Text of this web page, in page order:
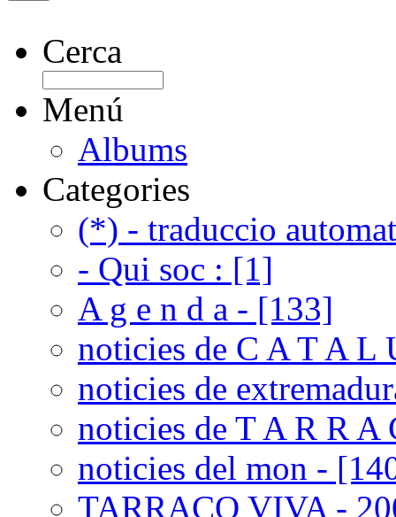
Cerca
Menú
Albums
Categories
(*) - traduccio
- Qui soc : [1]
A g e n d a - [133]
noticies de C A T A L
noticies de
noticies de T A R R A
noticies del mon -
TARRACO VIVA -